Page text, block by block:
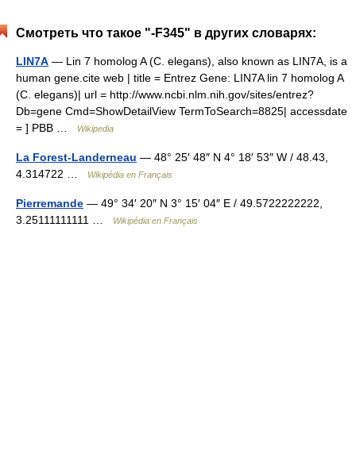
Смотреть что такое "-F345" в других словарях:
LIN7A — Lin 7 homolog A (C. elegans), also known as LIN7A, is a
human gene.cite web | title = Entrez Gene: LIN7A lin 7 homolog A
(C. elegans)| url = http://www.ncbi.nlm.nih.gov/sites/entrez?
Db=gene Cmd=ShowDetailView TermToSearch=8825| accessdate
= ] PBB …
Wikipedia
La Forest-Landerneau — 48° 25′ 48″ N 4° 18′ 53″ W / 48.43,
4.314722 …
Wikipédia en Français
Pierremande — 49° 34′ 20″ N 3° 15′ 04″ E / 49.5722222222,
3.25111111111 …
Wikipédia en Français